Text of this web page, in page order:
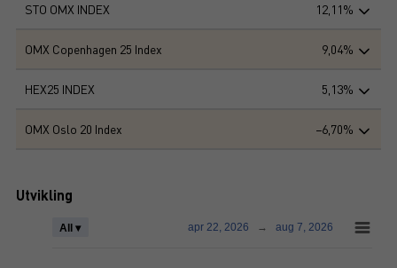
STO OMX INDEX 12,11%
OMX Copenhagen 25 Index 9,04%
HEX25 INDEX 5,13%
OMX Oslo 20 Index −6,70%
Utvikling
All ▾ apr 22, 2026 → aug 7, 2026